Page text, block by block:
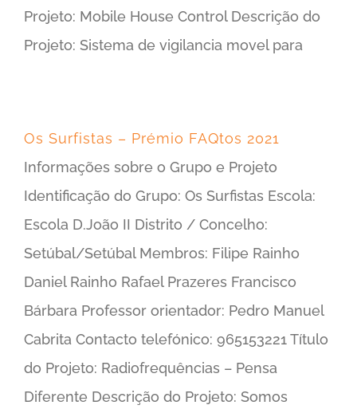
Projeto: Mobile House Control Descrição do
Projeto: Sistema de vigilancia movel para
Os Surfistas – Prémio FAQtos 2021
Informações sobre o Grupo e Projeto
Identificação do Grupo: Os Surfistas Escola:
Escola D.João II Distrito / Concelho:
Setúbal/Setúbal Membros: Filipe Rainho
Daniel Rainho Rafael Prazeres Francisco
Bárbara Professor orientador: Pedro Manuel
Cabrita Contacto telefónico: 965153221 Título
do Projeto: Radiofrequências – Pensa
Diferente Descrição do Projeto: Somos